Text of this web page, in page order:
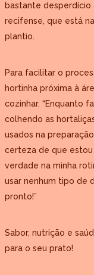
bastante desperdício
recifense, que está
plantio.
Para facilitar o
hortinha próxima à
cozinhar. “Enquanto
colhendo as
usados na
certeza de que
verdade na minha
usar nenhum tipo de
pronto!”
Sabor, nutrição e
para o seu prato!